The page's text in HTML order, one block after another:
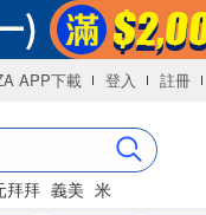
APP下載 登入 註冊
拜拜 義美 米